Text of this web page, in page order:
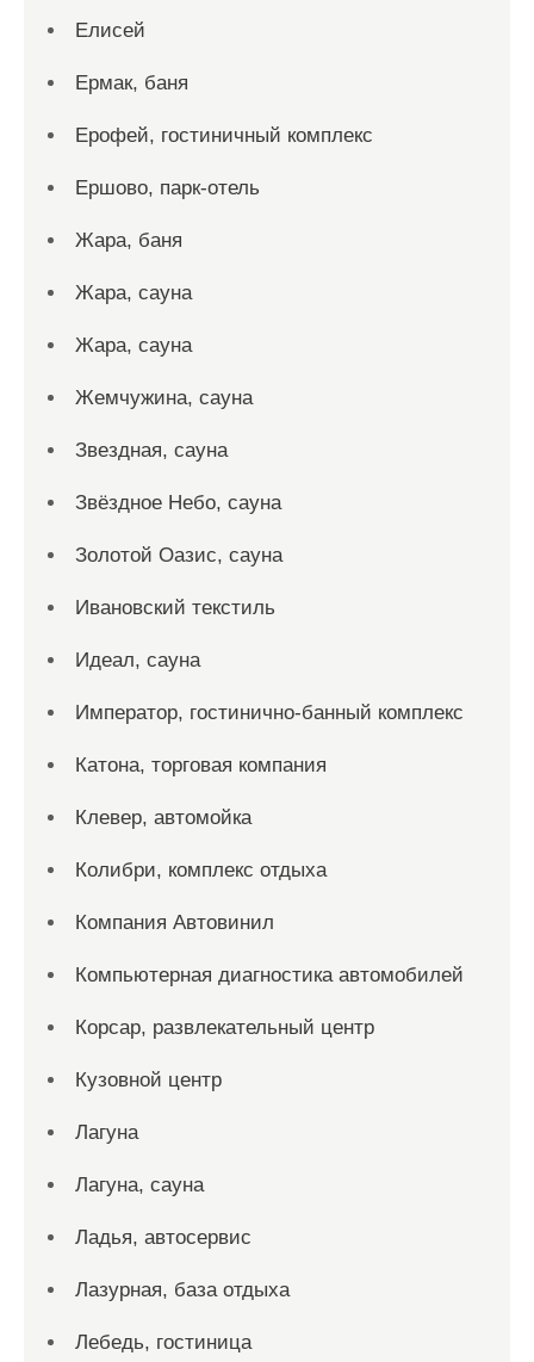
Елисей
Ермак, баня
Ерофей, гостиничный комплекс
Ершово, парк-отель
Жара, баня
Жара, сауна
Жара, сауна
Жемчужина, сауна
Звездная, сауна
Звёздное Небо, сауна
Золотой Оазис, сауна
Ивановский текстиль
Идеал, сауна
Император, гостинично-банный комплекс
Катона, торговая компания
Клевер, автомойка
Колибри, комплекс отдыха
Компания Автовинил
Компьютерная диагностика автомобилей
Корсар, развлекательный центр
Кузовной центр
Лагуна
Лагуна, сауна
Ладья, автосервис
Лазурная, база отдыха
Лебедь, гостиница